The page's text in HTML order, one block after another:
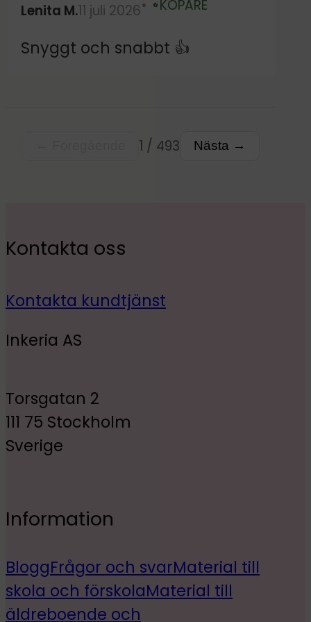
Lenita M.11 juli 2026 Verifierad
KÖPARE
Snyggt och snabbt 👍
1 / 493 Nästa →
Kontakta oss
Kontakta kundtjänst
Inkeria AS
Torsgatan 2
111 75 Stockholm
Sverige
Information
BloggFrågor och svarMaterial till
skola och förskolaMaterial till
äldreboende och